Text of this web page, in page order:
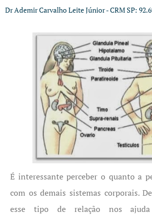
Dr Ademir Carvalho Leite Júnior - CRM SP:
É interessante perceber o quanto a
com os demais sistemas corporais.
esse tipo de relação nos